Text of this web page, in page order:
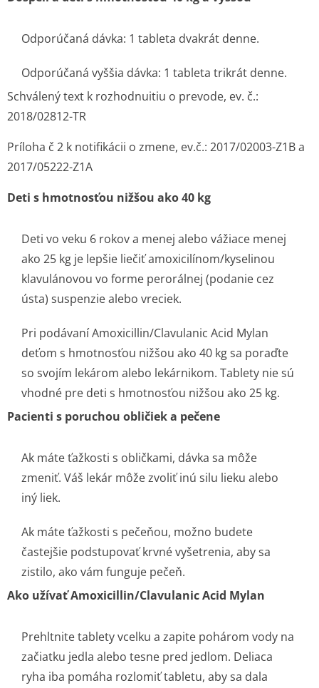
Odporúčaná dávka: 1 tableta dvakrát denne.
Odporúčaná vyššia dávka: 1 tableta trikrát denne.
Schválený text k rozhodnuitiu o prevode, ev. č.:
2018/02812-TR
Príloha č 2 k notifikácii o zmene, ev.č.: 2017/02003-Z1B a
2017/05222-Z1A
Deti s hmotnosťou nižšou ako 40 kg
Deti vo veku 6 rokov a menej alebo vážiace menej
ako 25 kg je lepšie liečiť amoxicilínom/ky­selinou
klavulánovou vo forme perorálnej (podanie cez
ústa) suspenzie alebo vreciek.
Pri podávaní Amoxicillin/Cla­vulanic Acid Mylan
deťom s hmotnosťou nižšou ako 40 kg sa poraďte
so svojím lekárom alebo lekárnikom. Tablety nie sú
vhodné pre deti s hmotnosťou nižšou ako 25 kg.
Pacienti s poruchou obličiek a pečene
Ak máte ťažkosti s obličkami, dávka sa môže
zmeniť. Váš lekár môže zvoliť inú silu lieku alebo
iný liek.
Ak máte ťažkosti s pečeňou, možno budete
častejšie podstupovať krvné vyšetrenia, aby sa
zistilo, ako vám funguje pečeň.
Ako užívať Amoxicillin/Cla­vulanic Acid Mylan
Prehltnite tablety vcelku a zapite pohárom vody na
začiatku jedla alebo tesne pred jedlom. Deliaca
ryha iba pomáha rozlomiť tabletu, aby sa dala